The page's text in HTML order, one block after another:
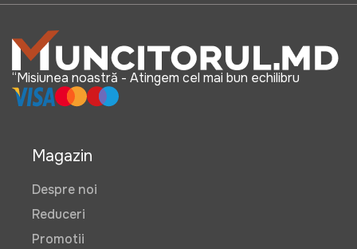
“Misiunea noastră - Atingem cel mai bun echilibru
Magazin
Despre noi
Reduceri
Promotii